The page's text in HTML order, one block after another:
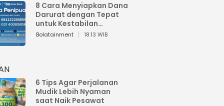
8 Cara Menyiapkan Dana
Darurat dengan Tepat
untuk Kestabilan
Keuangan
Bolatainment 18:13 WIB
6 Tips Agar Perjalanan
Mudik Lebih Nyaman
saat Naik Pesawat